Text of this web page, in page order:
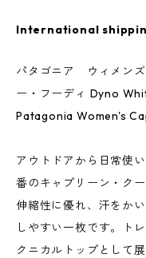
International
パタゴニア ウィメンズ
ー・フーディ Dyno
Patagonia Women's
アウトドアから日常使
番のキャプリーン・ク
伸縮性に優れ、汗をか
しやすい一枚です。ト
クニカルトップとして